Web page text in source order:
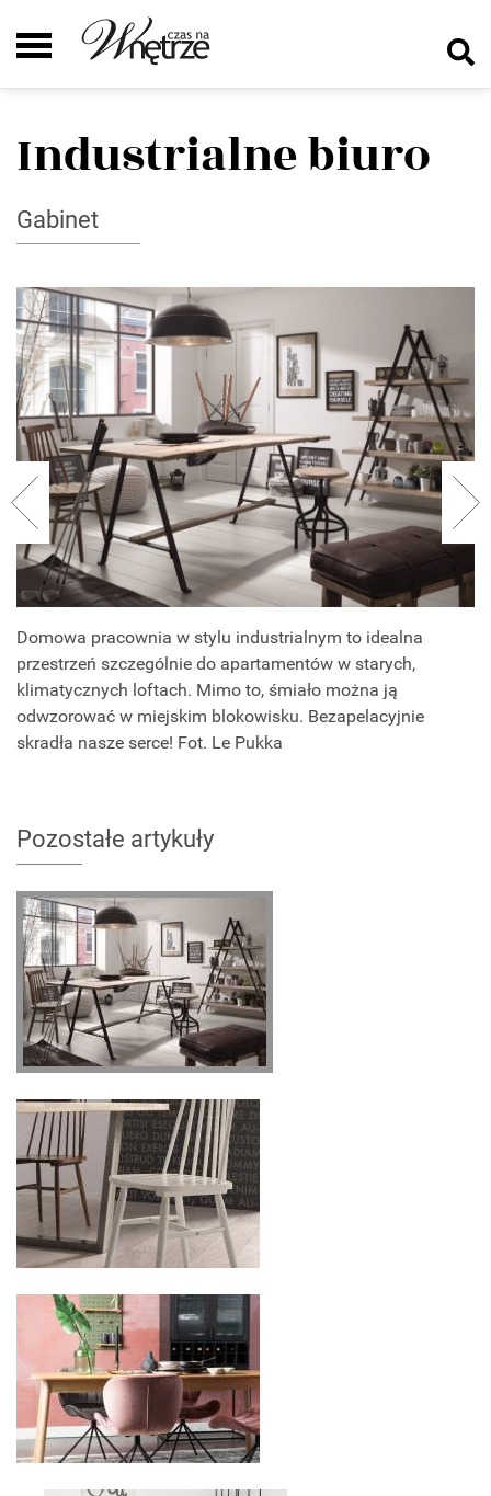
Industrialne biuro
Gabinet
Domowa pracownia w stylu industrialnym to idealna
przestrzeń szczególnie do apartamentów w starych,
klimatycznych loftach. Mimo to, śmiało można ją
odwzorować w miejskim blokowisku. Bezapelacyjnie
skradła nasze serce! Fot. Le Pukka
Pozostałe artykuły